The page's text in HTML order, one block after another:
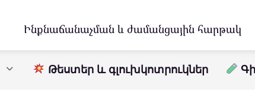
Ինքնաճանաչման և ժամանցային հարթակ
Թեստեր և գլուխկոտրուկներ